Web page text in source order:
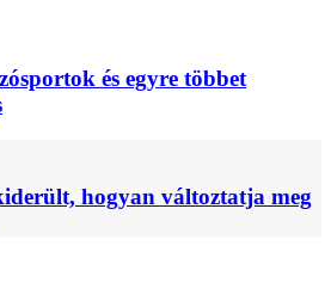
és egyre többet
hogyan változtatja meg